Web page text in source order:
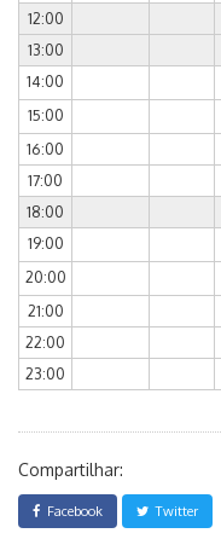
12:00
13:00
14:00
15:00
16:00
17:00
18:00
19:00
20:00
21:00
22:00
23:00
Compartilhar:
Facebook Twitter